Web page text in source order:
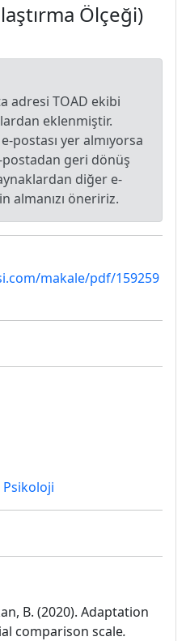
Ölçeği)
adresi TOAD ekibi
eklenmiştir.
postası yer almıyorsa
geri dönüş
diğer e-
almanızı öneririz.
makale/pdf/159259
B. (2020). Adaptation
comparison scale.